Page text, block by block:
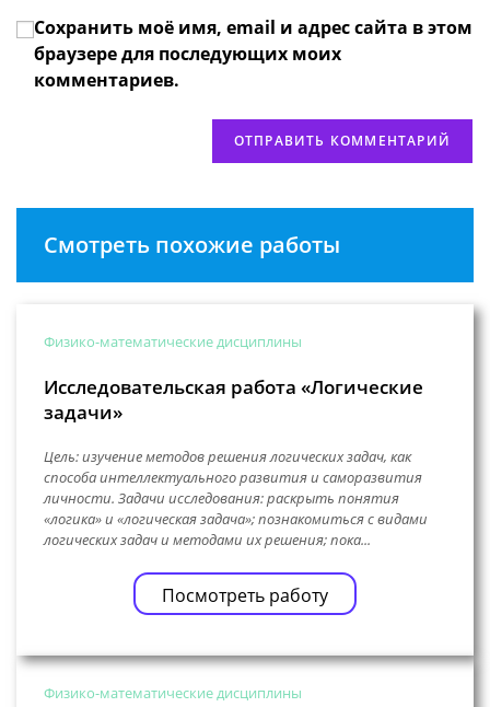
веб-
сайта
(необязательно)
Сохранить моё имя, email и адрес сайта в этом
браузере для последующих моих
комментариев.
Смотреть похожие работы
Физико-математические дисциплины
Исследовательская работа «Логические
задачи»
Цель: изучение методов решения логических задач, как
способа интеллектуального развития и саморазвития
личности. Задачи исследования: раскрыть понятия
«логика» и «логическая задача»; познакомиться с видами
логических задач и методами их решения; пока...
Посмотреть работу
Физико-математические дисциплины